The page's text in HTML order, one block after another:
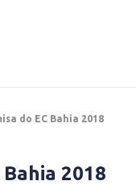
do EC Bahia 2018
Bahia 2018